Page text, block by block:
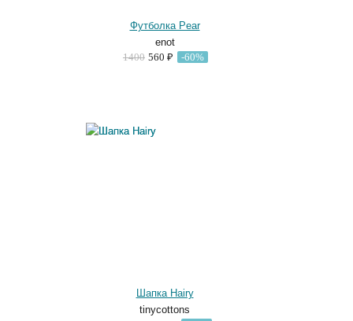
Футболка Pear
enot
1400 560 ₽ -60%
Шапка Hairy
tinycottons